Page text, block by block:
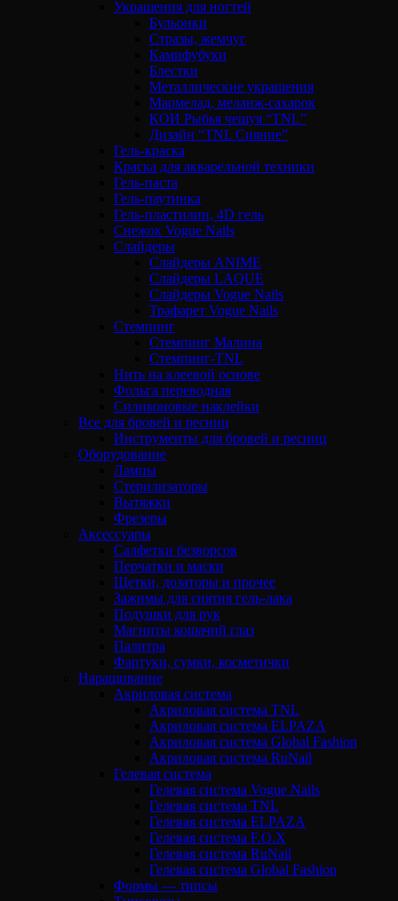
Украшения для ногтей
Бульонки
Стразы, жемчуг
Камифубуки
Блестки
Металлические украшения
Мармелад, меланж-сахарок
КОИ Рыбья чешуя “TNL”
Дизайн “TNL Сияние”
Гель-краска
Краска для акварельной техники
Гель-паста
Гель-паутинка
Гель-пластилин, 4D гель
Снежок Vogue Nails
Слайдеры
Слайдеры ANIME
Слайдеры LAQUE
Слайдеры Vogue Nails
Трафарет Vogue Nails
Стемпинг
Стемпинг Малина
Стемпинг-TNL
Нить на клеевой основе
Фольга переводная
Силиконовые наклейки
Все для бровей и ресниц
Инструменты для бровей и ресниц
Оборудование
Лампы
Стерилизаторы
Вытяжки
Фрезеры
Аксессуары
Салфетки безворсов
Перчатки и маски
Щетки, дозаторы и прочее
Зажимы для снятия гель-лака
Подушки для рук
Магниты кошачий глаз
Палитра
Фартуки, сумки, косметички
Наращивание
Акриловая система
Акриловая система TNL
Акриловая система ELPAZA
Акриловая система Global Fashion
Акриловая система RuNail
Гелевая система
Гелевая система Vogue Nails
Гелевая система TNL
Гелевая система ELPAZA
Гелевая система F.O.X
Гелевая система RuNail
Гелевая система Global Fashion
Формы — типсы